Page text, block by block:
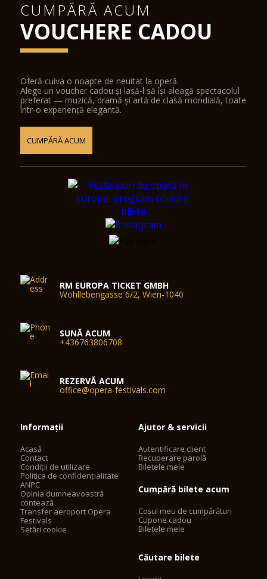
CUMPĂRĂ ACUM
VOUCHERE CADOU
Oferă cuiva o noapte de neuitat la operă.
Alege un voucher cadou și lasă-l să își aleagă spectacolul
preferat — muzică, dramă și artă de clasă mondială, toate
într-o experiență elegantă.
CUMPĂRĂ ACUM
RM EUROPA TICKET GMBH
Wohllebengasse 6/2, Wien-1040
SUNĂ ACUM
+436763806708
REZERVĂ ACUM
office@opera-festivals.com
Informații
Acasă
Contact
Condiții de utilizare
Politica de confidențialitate
ANPC
Opinia dumneavoastră
contează
Transfer aeroport Opera
Festivals
Setări cookie
Ajutor & servicii
Autentificare client
Recuperare parolă
Biletele mele
Cumpără bilete acum
Coșul meu de cumpărături
Cupone cadou
Biletele mele
Căutare bilete